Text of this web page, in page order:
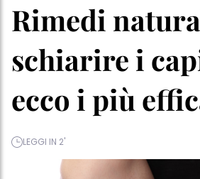
Rimedi
schiarire i
ecco i più
LEGGI IN 2'